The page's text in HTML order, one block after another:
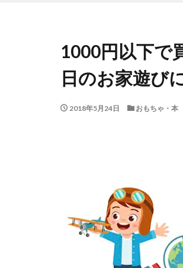
1000円以下で
日のお家遊び
2018年5月24日 おもちゃ・本